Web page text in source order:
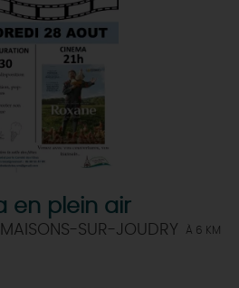
en plein air
SUR-JOUDRY À 6 KM